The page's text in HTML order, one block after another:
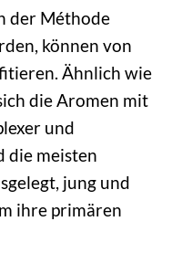
der Méthode
können von
Ähnlich wie
die Aromen mit
und
die meisten
jung und
ihre primären